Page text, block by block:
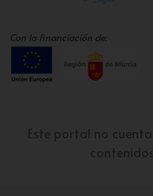
Con la financiación de: